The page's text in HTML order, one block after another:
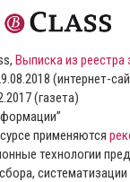
Выписка из реестра
(интернет-
(газета)
применяются
технологии
систематизации